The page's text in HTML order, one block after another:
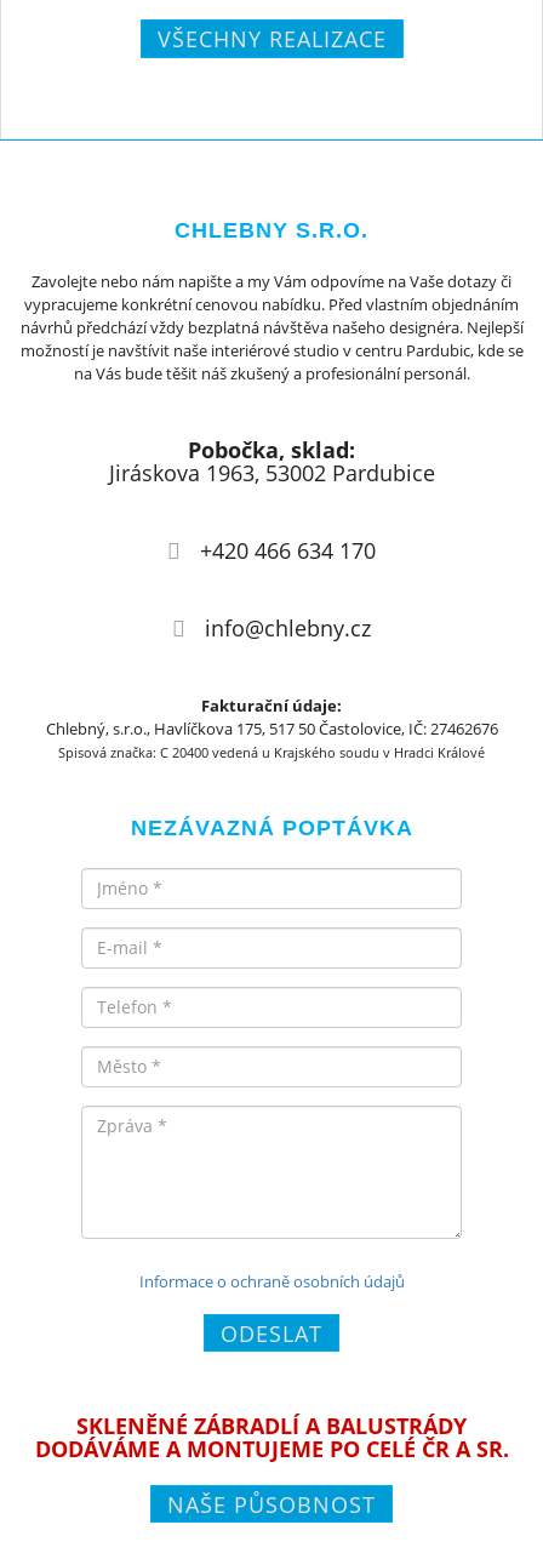
VŠECHNY REALIZACE
CHLEBNY S.R.O.
Zavolejte nebo nám napište a my Vám odpovíme na Vaše dotazy či
vypracujeme konkrétní cenovou nabídku. Před vlastním objednáním
návrhů předchází vždy bezplatná návštěva našeho designéra. Nejlepší
možností je navštívit naše interiérové studio v centru Pardubic, kde se
na Vás bude těšit náš zkušený a profesionální personál.
Pobočka, sklad:
Jiráskova 1963, 53002 Pardubice
+420 466 634 170
info@chlebny.cz
Fakturační údaje:
Chlebný, s.r.o., Havlíčkova 175, 517 50 Častolovice, IČ: 27462676
Spisová značka: C 20400 vedená u Krajského soudu v Hradci Králové
NEZÁVAZNÁ POPTÁVKA
Informace o ochraně osobních údajů
ODESLAT
SKLENĚNÉ ZÁBRADLÍ A BALUSTRÁDY
DODÁVÁME A MONTUJEME PO CELÉ ČR A SR.
NAŠE PŮSOBNOST